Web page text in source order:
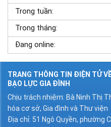
Trong tuần:
Trong tháng:
Đang online:
TRANG THÔNG TIN ĐIỆN TỬ
BẠO LỰC GIA ĐÌNH
Chịu trách nhiệm: Bà Ninh Thị
hóa cơ sở, Gia đình và Thư viện
Địa chỉ: 51 Ngô Quyền, phường